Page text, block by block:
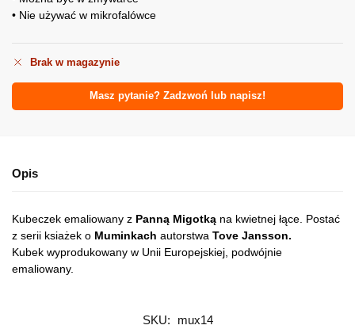
• Nie używać w mikrofalówce
Brak w magazynie
Masz pytanie? Zadzwoń lub napisz!
Opis
Kubeczek emaliowany z Panną Migotką na kwietnej łące. Postać
z serii ksiażek o Muminkach autorstwa Tove Jansson.
Kubek wyprodukowany w Unii Europejskiej, podwójnie
emaliowany.
SKU:
mux14